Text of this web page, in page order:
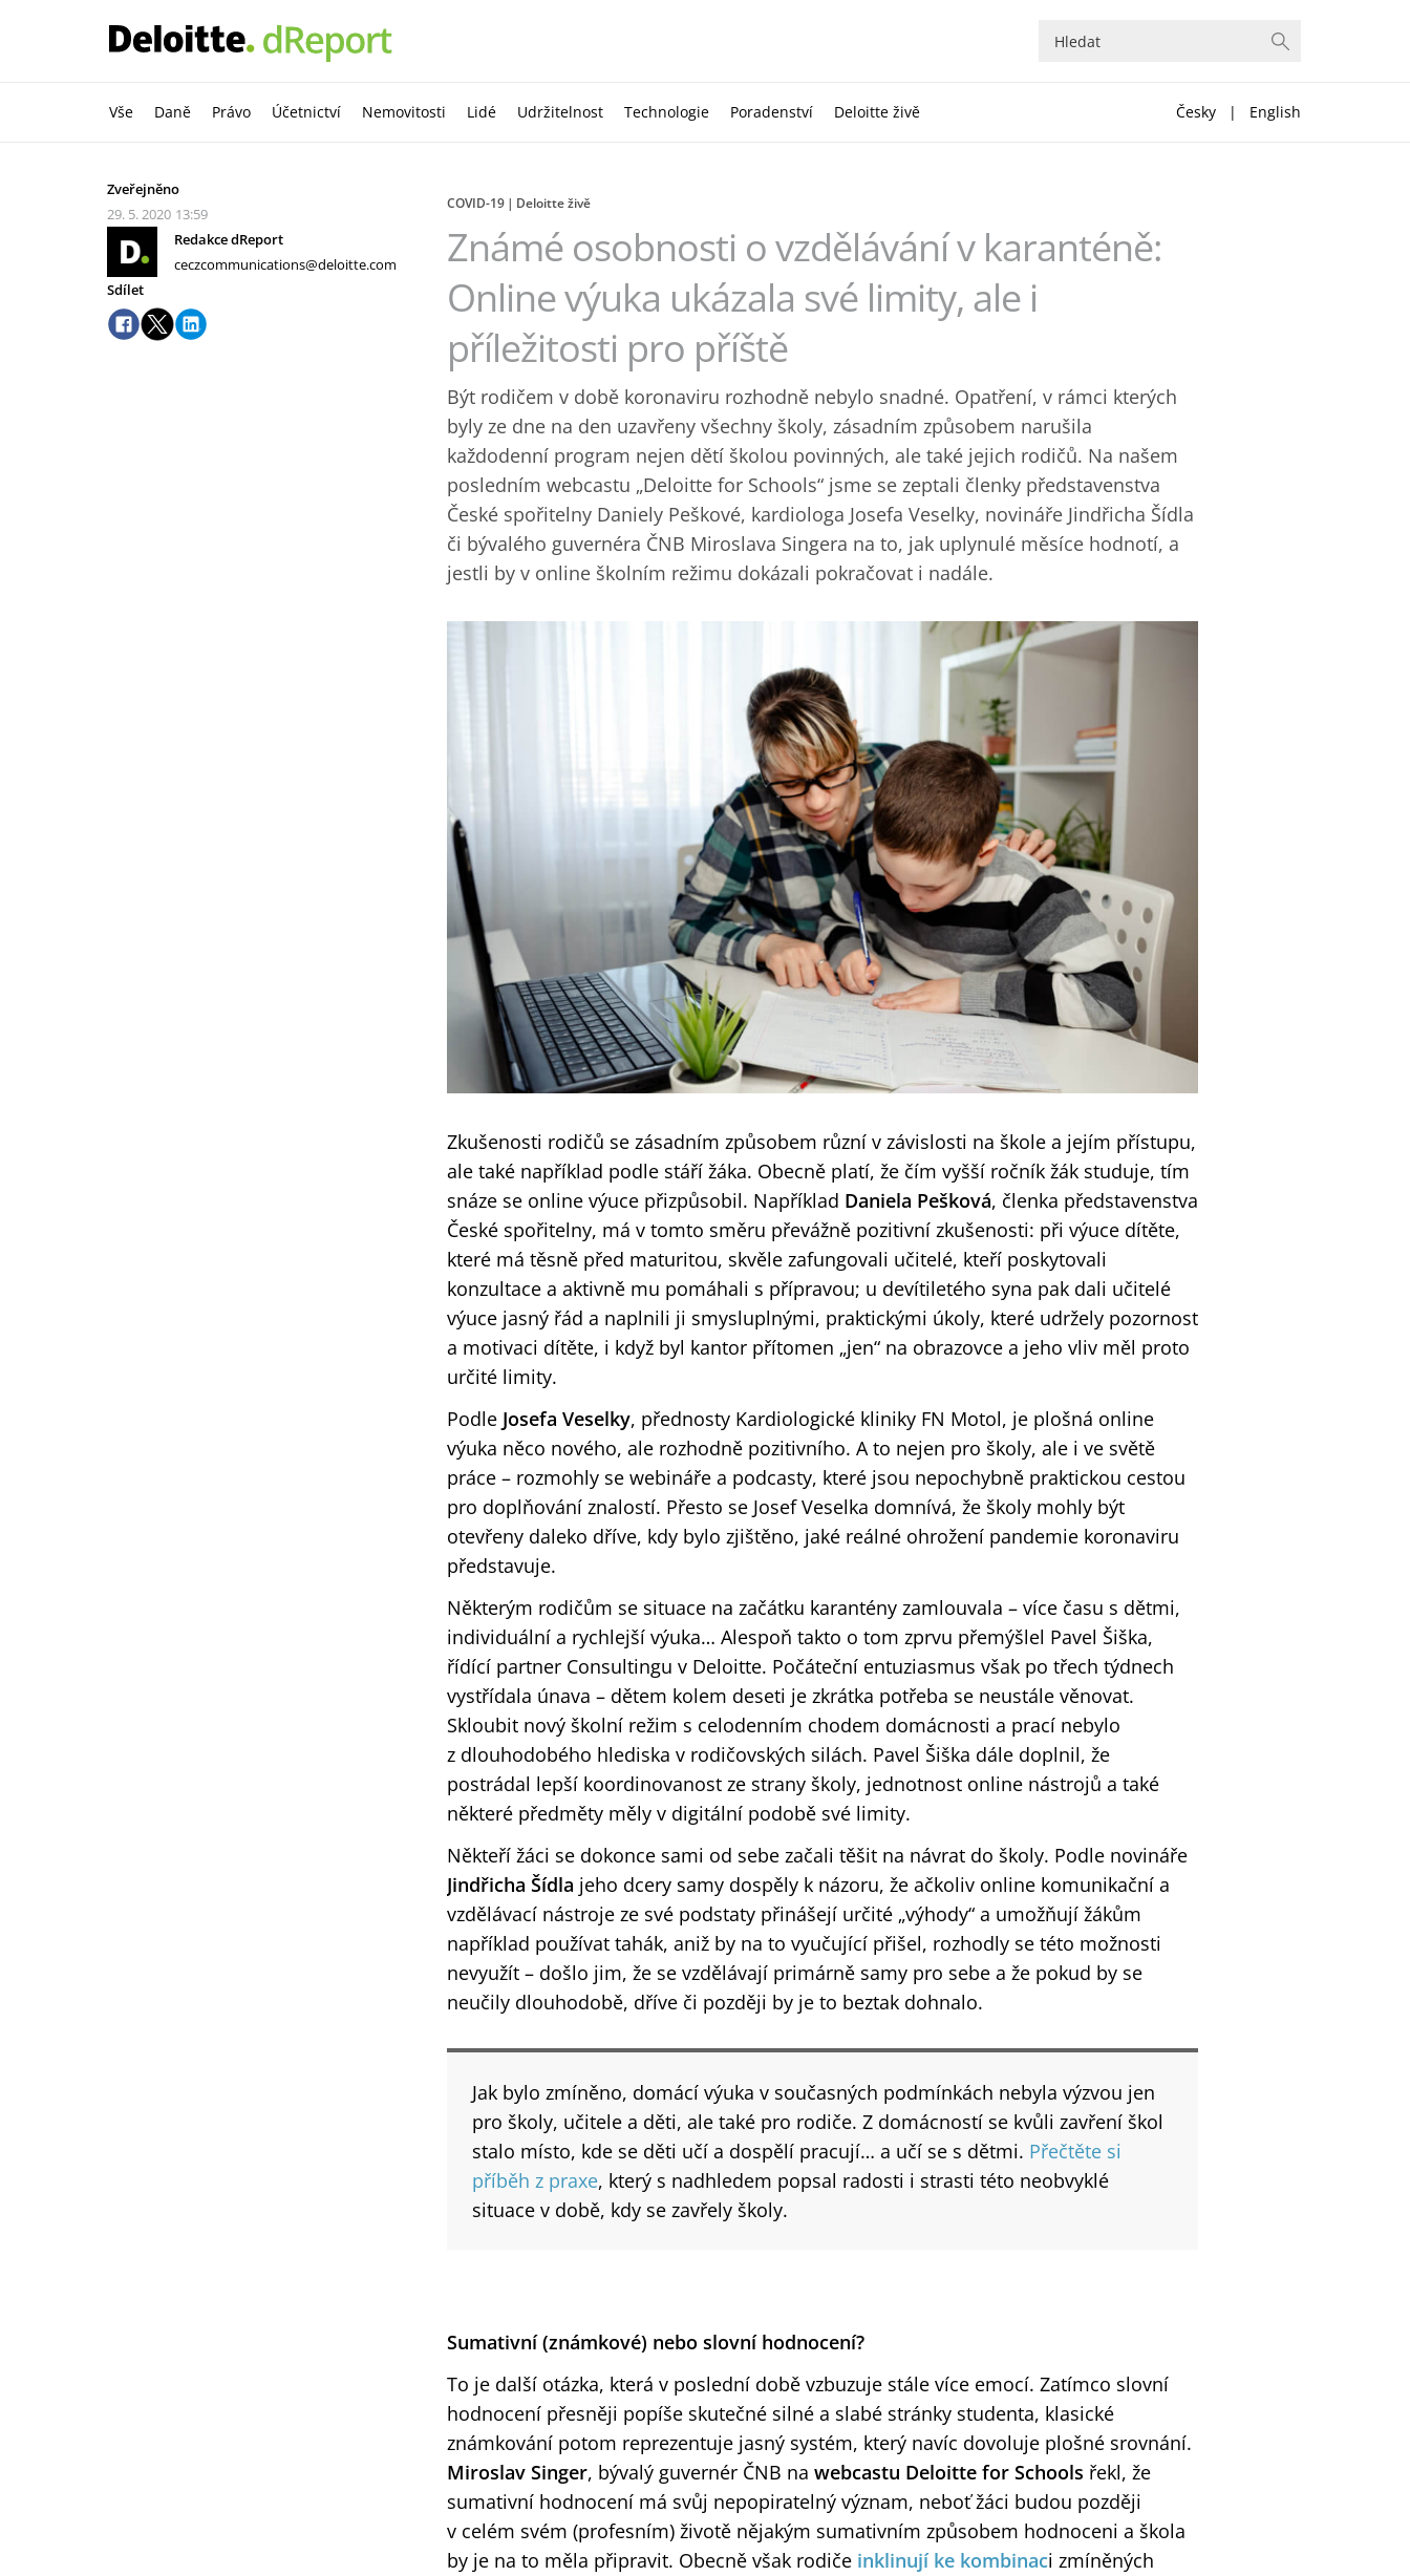
Vše Daně Právo Účetnictví Nemovitosti Lidé Udržitelnost Technologie Poradenství Deloitte živě Česky | English
Zveřejněno
29. 5. 2020 13:59
Redakce dReport
ceczcommunications@deloitte.com
Sdílet
COVID-19 Deloitte živě
Známé osobnosti o vzdělávání v karanténě:
Online výuka ukázala své limity, ale i
příležitosti pro příště
Být rodičem v době koronaviru rozhodně nebylo snadné. Opatření, v rámci kterých
byly ze dne na den uzavřeny všechny školy, zásadním způsobem narušila
každodenní program nejen dětí školou povinných, ale také jejich rodičů. Na našem
posledním webcastu „Deloitte for Schools“ jsme se zeptali členky představenstva
České spořitelny Daniely Peškové, kardiologa Josefa Veselky, novináře Jindřicha Šídla
či bývalého guvernéra ČNB Miroslava Singera na to, jak uplynulé měsíce hodnotí, a
jestli by v online školním režimu dokázali pokračovat i nadále.
Zkušenosti rodičů se zásadním způsobem různí v závislosti na škole a jejím přístupu,
ale také například podle stáří žáka. Obecně platí, že čím vyšší ročník žák studuje, tím
snáze se online výuce přizpůsobil. Například Daniela Pešková, členka představenstva
České spořitelny, má v tomto směru převážně pozitivní zkušenosti: při výuce dítěte,
které má těsně před maturitou, skvěle zafungovali učitelé, kteří poskytovali
konzultace a aktivně mu pomáhali s přípravou; u devítiletého syna pak dali učitelé
výuce jasný řád a naplnili ji smysluplnými, praktickými úkoly, které udržely pozornost
a motivaci dítěte, i když byl kantor přítomen „jen“ na obrazovce a jeho vliv měl proto
určité limity.
Podle Josefa Veselky, přednosty Kardiologické kliniky FN Motol, je plošná online
výuka něco nového, ale rozhodně pozitivního. A to nejen pro školy, ale i ve světě
práce – rozmohly se webináře a podcasty, které jsou nepochybně praktickou cestou
pro doplňování znalostí. Přesto se Josef Veselka domnívá, že školy mohly být
otevřeny daleko dříve, kdy bylo zjištěno, jaké reálné ohrožení pandemie koronaviru
představuje.
Některým rodičům se situace na začátku karantény zamlouvala – více času s dětmi,
individuální a rychlejší výuka… Alespoň takto o tom zprvu přemýšlel Pavel Šiška,
řídící partner Consultingu v Deloitte. Počáteční entuziasmus však po třech týdnech
vystřídala únava – dětem kolem deseti je zkrátka potřeba se neustále věnovat.
Skloubit nový školní režim s celodenním chodem domácnosti a prací nebylo
z dlouhodobého hlediska v rodičovských silách. Pavel Šiška dále doplnil, že
postrádal lepší koordinovanost ze strany školy, jednotnost online nástrojů a také
některé předměty měly v digitální podobě své limity.
Někteří žáci se dokonce sami od sebe začali těšit na návrat do školy. Podle novináře
Jindřicha Šídla jeho dcery samy dospěly k názoru, že ačkoliv online komunikační a
vzdělávací nástroje ze své podstaty přinášejí určité „výhody“ a umožňují žákům
například používat tahák, aniž by na to vyučující přišel, rozhodly se této možnosti
nevyužít – došlo jim, že se vzdělávají primárně samy pro sebe a že pokud by se
neučily dlouhodobě, dříve či později by je to beztak dohnalo.
Jak bylo zmíněno, domácí výuka v současných podmínkách nebyla výzvou jen
pro školy, učitele a děti, ale také pro rodiče. Z domácností se kvůli zavření škol
stalo místo, kde se děti učí a dospělí pracují… a učí se s dětmi. Přečtěte si
příběh z praxe, který s nadhledem popsal radosti i strasti této neobvyklé
situace v době, kdy se zavřely školy.
Sumativní (známkové) nebo slovní hodnocení?
To je další otázka, která v poslední době vzbuzuje stále více emocí. Zatímco slovní
hodnocení přesněji popíše skutečné silné a slabé stránky studenta, klasické
známkování potom reprezentuje jasný systém, který navíc dovoluje plošné srovnání.
Miroslav Singer, bývalý guvernér ČNB na webcastu Deloitte for Schools řekl, že
sumativní hodnocení má svůj nepopiratelný význam, neboť žáci budou později
v celém svém (profesním) životě nějakým sumativním způsobem hodnoceni a škola
by je na to měla připravit. Obecně však rodiče inklinují ke kombinaci zmíněných